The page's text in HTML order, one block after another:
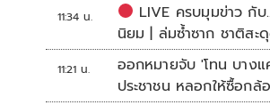
11:34 น.
LIVE ครบมุมข่าว กับ
นิยม | ล่มซ้ำซาก ชาติสะ
11:21 น.
ออกหมายจับ 'โทน บาง
ประชาชน หลอกให้ซื้อกล้